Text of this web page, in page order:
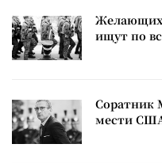
Желающих
ищут по
Соратник
мести